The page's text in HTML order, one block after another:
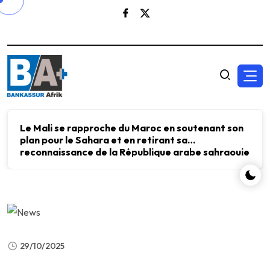
Le Mali se rapproche du Maroc en soutenant son
plan pour le Sahara et en retirant sa
reconnaissance de la République arabe sahraouie
29/10/2025